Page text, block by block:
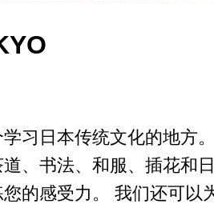
习日本传统文化的地方
、书法、和服、插花和
的感受力。 我们还可以